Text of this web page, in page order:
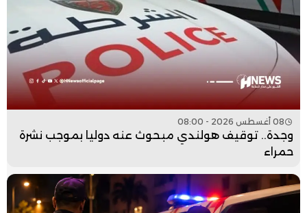
08 أغسطس 2026 - 08:00
وجدة.. توقيف هولندي مبحوث عنه دوليا بموجب نشرة
حمراء